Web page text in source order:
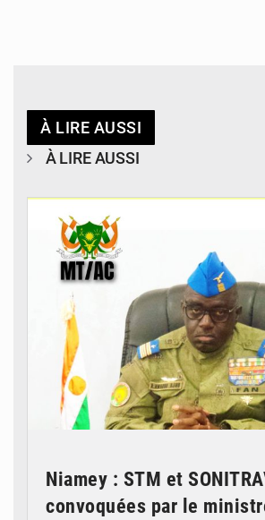
À LIRE AUSSI
À LIRE AUSSI
Niamey : STM et
convoquées par le